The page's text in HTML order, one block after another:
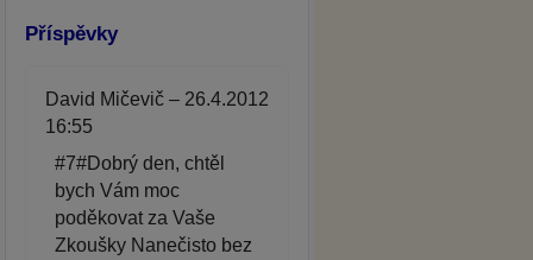
Příspěvky
David Mičevič – 26.4.2012
16:55
#7#Dobrý den, chtěl
bych Vám moc
poděkovat za Vaše
Zkoušky Nanečisto bez